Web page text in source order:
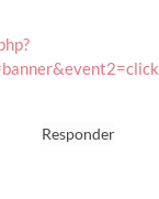
Responder